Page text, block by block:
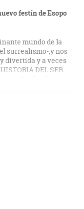
festín de Esopo
mundo de la
surrealismo-,y nos
divertida y a veces
DEL SER
tan fáciles de
y otros